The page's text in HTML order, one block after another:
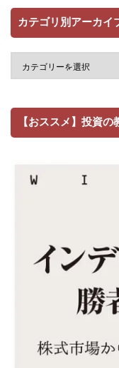
カテゴリ別アーカイ
【おススメ】投資の